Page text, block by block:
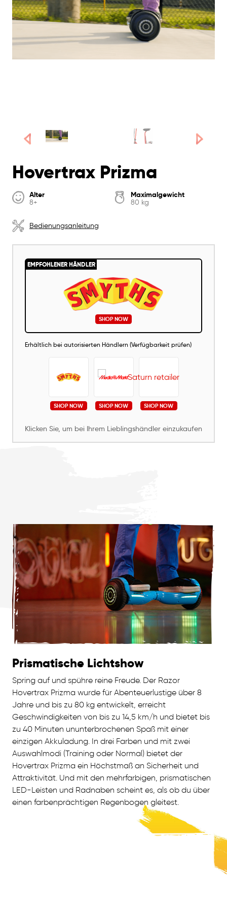
Hovertrax Prizma
Alter
8+
Maximalgewicht
80 kg
Bedienungsanleitung
EMPFOHLENER HÄNDLER
SHOP NOW
Erhältlich bei autorisierten Händlern (Verfügbarkeit prüfen)
SHOP NOW SHOP NOW SHOP NOW
Klicken Sie, um bei Ihrem Lieblingshändler einzukaufen
Prismatische Lichtshow
Spring auf und spühre reine Freude. Der Razor
Hovertrax Prizma wurde für Abenteuerlustige über 8
Jahre und bis zu 80 kg entwickelt, erreicht
Geschwindigkeiten von bis zu 14,5 km/h und bietet bis
zu 40 Minuten ununterbrochenen Spaß mit einer
einzigen Akkuladung. In drei Farben und mit zwei
Auswahlmodi (Training oder Normal) bietet der
Hovertrax Prizma ein Höchstmaß an Sicherheit und
Attraktivität. Und mit den mehrfarbigen, prismatischen
LED-Leisten und Radnaben scheint es, als ob du über
einen farbenprächtigen Regenbogen gleitest.